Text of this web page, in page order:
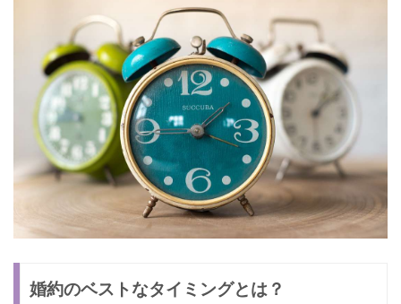
婚約のベストなタイミングとは？